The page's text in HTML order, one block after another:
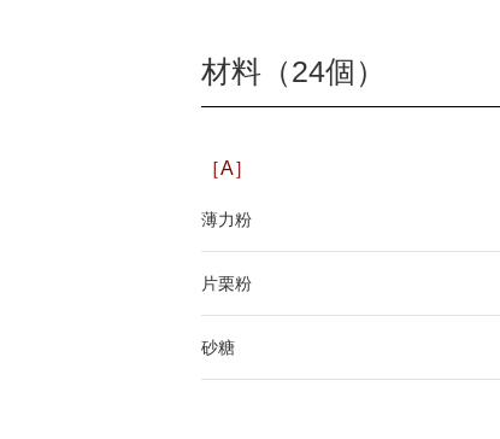
材料（24個）
［A］
薄力粉
片栗粉
砂糖